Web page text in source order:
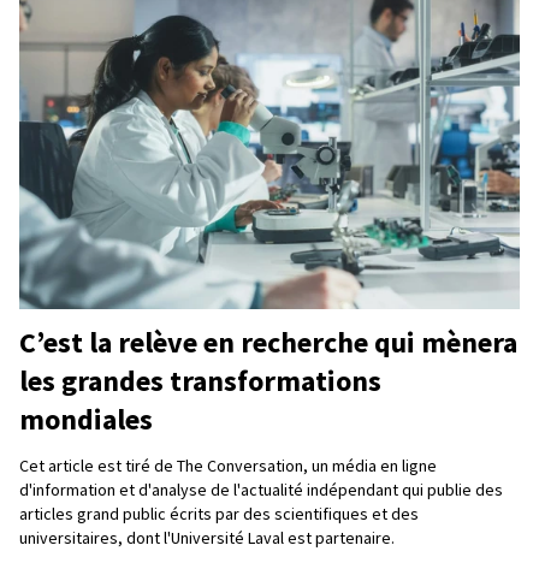
C’est la relève en recherche qui mènera
les grandes transformations
mondiales
Cet article est tiré de The Conversation, un média en ligne
d'information et d'analyse de l'actualité indépendant qui publie des
articles grand public écrits par des scientifiques et des
universitaires, dont l'Université Laval est partenaire.